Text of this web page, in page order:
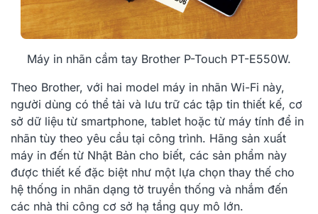
Máy in nhãn cầm tay Brother P-Touch PT-E550W.
Theo Brother, với hai model máy in nhãn Wi-Fi này,
người dùng có thể tải và lưu trữ các tập tin thiết kế, cơ
sở dữ liệu từ smartphone, tablet hoặc từ máy tính để in
nhãn tùy theo yêu cầu tại công trình. Hãng sản xuất
máy in đến từ Nhật Bản cho biết, các sản phẩm này
được thiết kế đặc biệt như một lựa chọn thay thế cho
hệ thống in nhãn dạng tờ truyền thống và nhắm đến
các nhà thi công cơ sở hạ tầng quy mô lớn.